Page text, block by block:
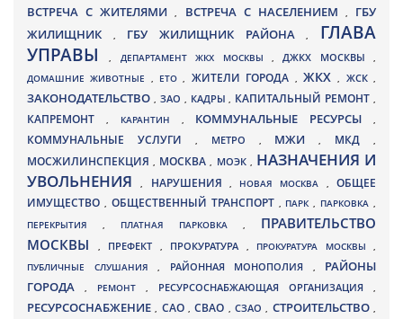
ВСТРЕЧА С ЖИТЕЛЯМИ, ВСТРЕЧА С НАСЕЛЕНИЕМ , ГБУ
ЖИЛИЩНИК
, ГБУ ЖИЛИЩНИК РАЙОНА, ГЛАВА
УПРАВЫ, ДЕПАРТАМЕНТ ЖКХ МОСКВЫ ,ДЖКХ МОСКВЫ ,
ДОМАШНИЕ ЖИВОТНЫЕ , ЕТО, ЖИТЕЛИ ГОРОДА , ЖКХ, ЖСК,
ЗАКОНОДАТЕЛЬСТВО , ЗАО , КАДРЫ, КАПИТАЛЬНЫЙ РЕМОНТ ,
КАПРЕМОНТ , КАРАНТИН , КОММУНАЛЬНЫЕ РЕСУРСЫ,
КОММУНАЛЬНЫЕ УСЛУГИ , МЕТРО , МЖИ, МКД ,
МОСЖИЛИНСПЕКЦИЯ, МОСКВА , МОЭК , НАЗНАЧЕНИЯ И
УВОЛЬНЕНИЯ, НАРУШЕНИЯ , НОВАЯ МОСКВА ,ОБЩЕЕ
ИМУЩЕСТВО , ОБЩЕСТВЕННЫЙ ТРАНСПОРТ , ПАРК, ПАРКОВКА ,
ПЕРЕКРЫТИЯ , ПЛАТНАЯ ПАРКОВКА , ПРАВИТЕЛЬСТВО
МОСКВЫ
, ПРЕФЕКТ , ПРОКУРАТУРА , ПРОКУРАТУРА МОСКВЫ ,
ПУБЛИЧНЫЕ СЛУШАНИЯ , РАЙОННАЯ МОНОПОЛИЯ , РАЙОНЫ
ГОРОДА
, РЕМОНТ , РЕСУРСОСНАБЖАЮЩАЯ ОРГАНИЗАЦИЯ ,
РЕСУРСОСНАБЖЕНИЕ, САО,СВАО ,СЗАО, СТРОИТЕЛЬСТВО,